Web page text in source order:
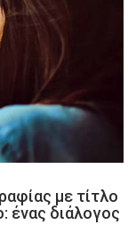
με τίτλο
ένας διάλογος